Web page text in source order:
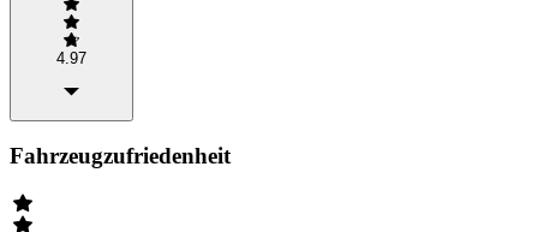
4.97
Fahrzeugzufriedenheit